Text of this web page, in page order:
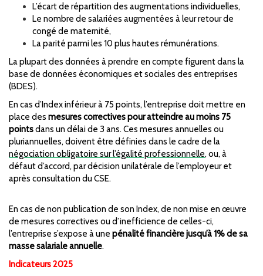
L’écart de répartition des augmentations individuelles,
Le nombre de salariées augmentées à leur retour de
congé de maternité,
La parité parmi les 10 plus hautes rémunérations.
La plupart des données à prendre en compte figurent dans la
base de données économiques et sociales des entreprises
(BDES).
En cas d’Index inférieur à 75 points, l’entreprise doit mettre en
place des mesures correctives pour atteindre au moins 75
pointsdans un délai de 3 ans. Ces mesures annuelles ou
pluriannuelles, doivent être définies dans le cadre de la
négociation obligatoire sur l’égalité professionnelle, ou, à
défaut d’accord, par décision unilatérale de l’employeur et
après consultation du CSE.
En cas de non publication de son Index, de non mise en œuvre
de mesures correctives ou d’inefficience de celles-ci,
l’entreprise s’expose à une pénalité financière jusqu’à 1% de sa
masse salariale annuelle.
Indicateurs 2025